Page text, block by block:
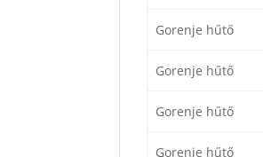
Gorenje hűtő
Gorenje hűtő
Gorenje hűtő
Gorenje hűtő